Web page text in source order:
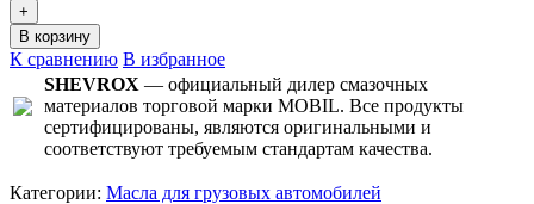
+
В корзину
К сравнению В избранное
SHEVROX — официальный дилер смазочных
материалов торговой марки MOBIL. Все продукты
сертифицированы, являются оригинальными и
соответствуют требуемым стандартам качества.
Категории: Масла для грузовых автомобилей